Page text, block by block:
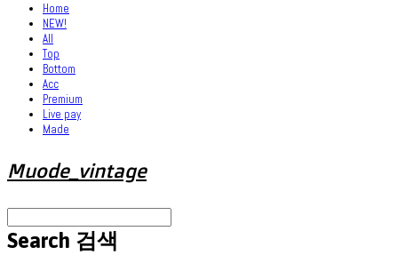
Home
NEW!
All
Top
Bottom
Acc
Premium
Live pay
Made
Muode_vintage
Search 검색